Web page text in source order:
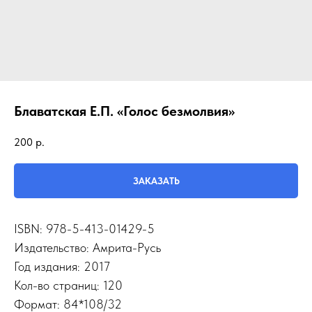
Блаватская Е.П. «Голос безмолвия»
200 р.
ЗАКАЗАТЬ
ISBN: 978-5-413-01429-5
Издательство: Амрита-Русь
Год издания: 2017
Кол-во страниц: 120
Формат: 84*108/32